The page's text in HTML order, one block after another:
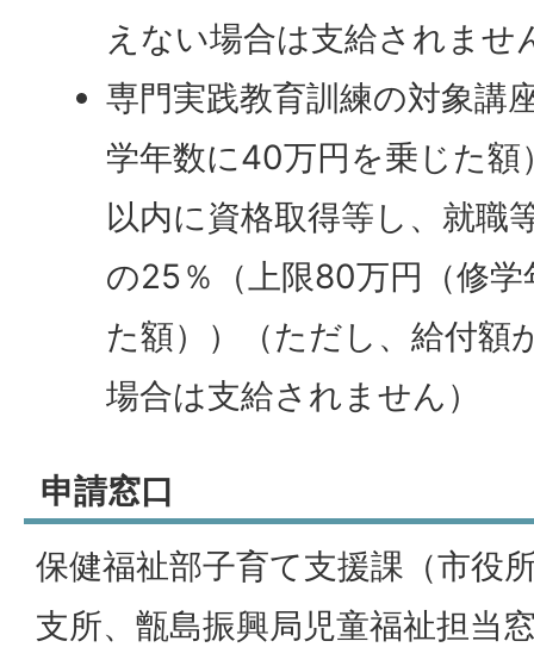
えない場合は支給されませ
専門実践教育訓練の対象講
学年数に40万円を乗じた額
以内に資格取得等し、就職
の25％（上限80万円（修
た額））（ただし、給付額
場合は支給されません）
申請窓口
保健福祉部子育て支援課（市役
支所、甑島振興局児童福祉担当